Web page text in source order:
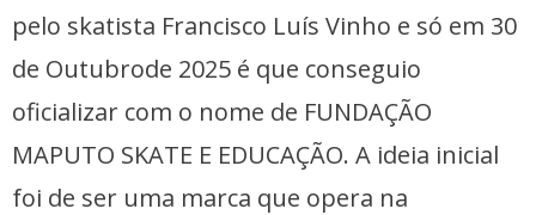
pelo skatista Francisco Luís Vinho e só em 30
de Outubrode 2025 é que conseguio
oficializar com o nome de FUNDAÇÃO
MAPUTO SKATE E EDUCAÇÃO. A ideia inicial
foi de ser uma marca que opera na